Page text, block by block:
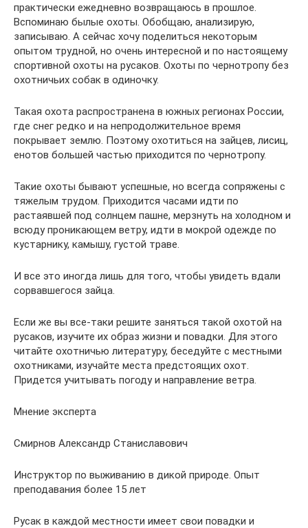
практически ежедневно возвращаюсь в прошлое.
Вспоминаю былые охоты. Обобщаю, анализирую,
записываю. А сейчас хочу поделиться некоторым
опытом трудной, но очень интересной и по настоящему
спортивной охоты на русаков. Охоты по чернотропу без
охотничьих собак в одиночку.
Такая охота распространена в южных регионах России,
где снег редко и на непродолжительное время
покрывает землю. Поэтому охотиться на зайцев, лисиц,
енотов большей частью приходится по чернотропу.
Такие охоты бывают успешные, но всегда сопряжены с
тяжелым трудом. Приходится часами идти по
растаявшей под солнцем пашне, мерзнуть на холодном и
всюду проникающем ветру, идти в мокрой одежде по
кустарнику, камышу, густой траве.
И все это иногда лишь для того, чтобы увидеть вдали
сорвавшегося зайца.
Если же вы все-таки решите заняться такой охотой на
русаков, изучите их образ жизни и повадки. Для этого
читайте охотничью литературу, беседуйте с местными
охотниками, изучайте места предстоящих охот.
Придется учитывать погоду и направление ветра.
Мнение эксперта
Смирнов Александр Станиславович
Инструктор по выживанию в дикой природе. Опыт
преподавания более 15 лет
Русак в каждой местности имеет свои повадки и